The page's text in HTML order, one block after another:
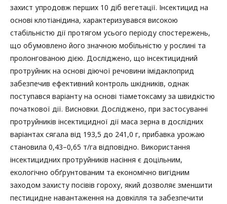
захист упродовж перших 10 діб вегетації. Інсектицид на
основі клотіанідина, характеризувався високою
стабільністю дії протягом усього періоду спостережень,
що обумовлено його значною мобільністю у рослині та
пролонгованою дією. Досліджено, що інсектицидний
протруйник на основі діючої речовини імідаклоприд
забезпечив ефективний контроль шкідників, однак
поступався варіанту на основі тіаметоксаму за швидкістю
початкової дії. Висновки. Досліджено, при застосуванні
протруйників інсектицидної дії маса зерна в дослідних
варіантах сягала від 193,5 до 241,0 г, прибавка урожаю
становила 0,43–0,65 т/га відповідно. Використання
інсектицидних протруйників насіння є доцільним,
екологічно обґрунтованим та економічно вигідним
заходом захисту посівів гороху, який дозволяє зменшити
пестицидне навантаження на довкілля та забезпечити